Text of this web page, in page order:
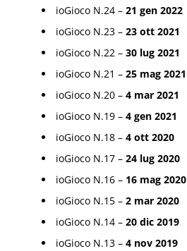
ioGioco N.24 – 21 gen 2022
ioGioco N.23 – 23 ott 2021
ioGioco N.22 – 30 lug 2021
ioGioco N.21 – 25 mag 2021
ioGioco N.20 – 4 mar 2021
ioGioco N.19 – 4 gen 2021
ioGioco N.18 – 4 ott 2020
ioGioco N.17 – 24 lug 2020
ioGioco N.16 – 16 mag 2020
ioGioco N.15 – 2 mar 2020
ioGioco N.14 – 20 dic 2019
ioGioco N.13 – 4 nov 2019